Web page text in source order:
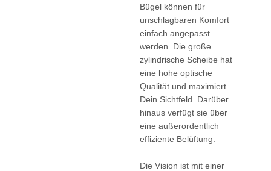
Bügel können für
unschlagbaren Komfort
einfach angepasst
werden. Die große
zylindrische Scheibe hat
eine hohe optische
Qualität und maximiert
Dein Sichtfeld. Darüber
hinaus verfügt sie über
eine außerordentlich
effiziente Belüftung.
Die Vision ist mit einer